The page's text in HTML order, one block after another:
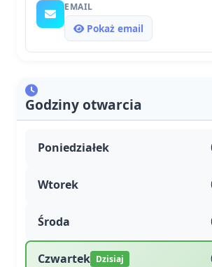
EMAIL
Pokaż email
Godziny otwarcia
Poniedziałek
Wtorek
Środa
Czwartek Dzisiaj